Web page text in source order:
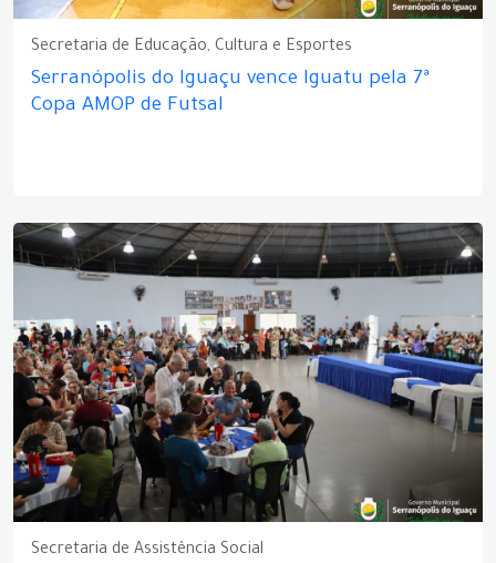
Secretaria de Educação, Cultura e Esportes
Serranópolis do Iguaçu vence Iguatu pela 7ª
Copa AMOP de Futsal
Secretaria de Assistência Social